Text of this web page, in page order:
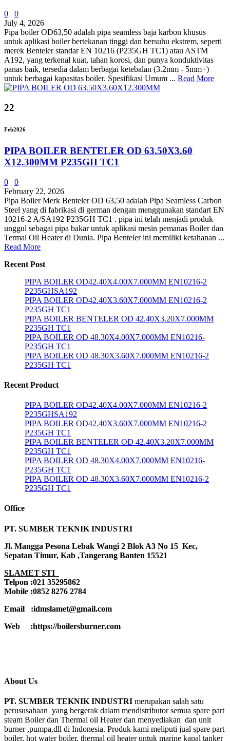
0
0
July 4, 2026
Pipa boiler OD63,50 adalah pipa seamless baja karbon khusus
untuk aplikasi boiler bertekanan tinggi dan bersuhu ekstrem, seperti
merek Benteler standar EN 10216 (P235GH TC1) atau ASTM
A192, yang terkenal kuat, tahan korosi, dan punya konduktivitas
panas baik, tersedia dalam berbagai ketebalan (3.2mm - 5mm+)
untuk berbagai kapasitas boiler. Spesifikasi Umum ... Read More
22
Feb2026
PIPA BOILER BENTELER OD 63.50X3.60
X12.300MM P235GH TC1
0
0
February 22, 2026
Pipa Boiler Merk Benteler OD 63,50 adalah Pipa Seamless Carbon
Steel yang di fabrikasi di german dengan menggunakan standart EN
10216-2 A/SA192 P235GH TC1 . pipa ini telah menjadi produk
unggul sebagai pipa bakar untuk aplikasi mesin pemanas Boiler dan
Termal Oil Heater di Dunia. Pipa Benteler ini memiliki ketahanan ...
Read More
Recent Post
PIPA BOILER OD42.40X4.00X7.000MM EN10216-2
P235GHSA192
PIPA BOILER OD42.40X3.60X7.000MM EN10216-2
P235GH TC1
PIPA BOILER BENTELER OD 42.40X3.20X7.000MM
P235GH TC1
PIPA BOILER OD 48.30X4.00X7.000MM EN10216-
P235GH TC1
PIPA BOILER OD 48.30X3.60X7.000MM EN10216-2
P235GH TC1
Recent Product
PIPA BOILER OD42.40X4.00X7.000MM EN10216-2
P235GHSA192
PIPA BOILER OD42.40X3.60X7.000MM EN10216-2
P235GH TC1
PIPA BOILER BENTELER OD 42.40X3.20X7.000MM
P235GH TC1
PIPA BOILER OD 48.30X4.00X7.000MM EN10216-
P235GH TC1
PIPA BOILER OD 48.30X3.60X7.000MM EN10216-2
P235GH TC1
Office
PT. SUMBER TEKNIK INDUSTRI
Jl. Mangga Pesona Lebak Wangi 2 Blok A3 No 15 Kec,
Sepatan Timur, Kab ,Tangerang Banten 15521
SLAMET STI
Telpon :021 35295862
Mobile :0852 8276 2784
Email :idmslamet@gmail.com
Web :https://boilersburner.com
About Us
PT. SUMBER TEKNIK INDUSTRI merupakan salah satu
perususahaan yang bergerak dalam mendistributor semua spare part
steam Boiler dan Thermal oil Heater dan menyediakan dan unit
burner ,pumpa,dll di Indonesia. Produk kami meliputi jual spare part
boiler, hot water boiler, thermal oil heater untuk marine kapal tanker